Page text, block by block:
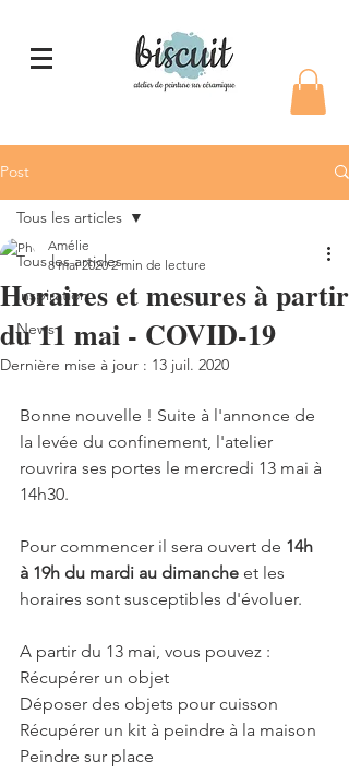
Post
Tous les articles
Inspiration
News
Tous les articles
Horaires et mesures à partir
du 11 mai - COVID-19
Amélie
8 mai 2020 2 min de lecture
Dernière mise à jour : 13 juil. 2020
Bonne nouvelle ! Suite à l'annonce de
la levée du confinement, l'atelier
rouvrira ses portes le mercredi 13 mai à
14h30.
Pour commencer il sera ouvert de 14h
à 19h du mardi au dimanche et les
horaires sont susceptibles d'évoluer.
A partir du 13 mai, vous pouvez :
Récupérer un objet
Déposer des objets pour cuisson
Récupérer un kit à peindre à la maison
Peindre sur place